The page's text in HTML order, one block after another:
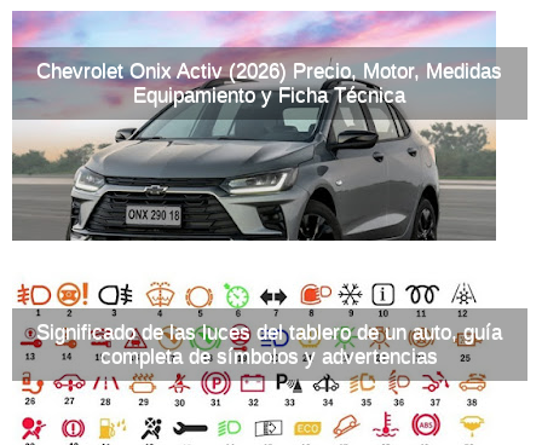
Chevrolet Onix Activ (2026) Precio, Motor, Medidas
Equipamiento y Ficha Técnica
Significado de las luces del tablero de un auto, guía
completa de símbolos y advertencias